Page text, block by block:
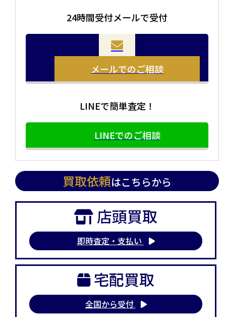
お品物をつめて送るだけで査定が可能です。時間が無い
方や、荷物が多い方へオススメです。
当店の査定員がご自宅に伺いその場で査定を致します。
まとめて売りたい！価値がわからなく売れるかわからな
24時間受付メールで受付
メールでのご相談
LINEで簡単査定！
LINEでのご相談
買取依頼はこちらから
店頭買取
即時査定・支払い
宅配買取
全国から受付